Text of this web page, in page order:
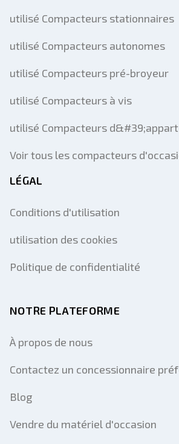
utilisé Compacteurs stationnaires
utilisé Compacteurs autonomes
utilisé Compacteurs pré-broyeur
utilisé Compacteurs à vis
utilisé Compacteurs
Voir tous les compacteurs
LÉGAL
Conditions d'utilisation
utilisation des cookies
Politique de confidentialité
NOTRE PLATEFORME
À propos de nous
Contactez un concessionnaire
Blog
Vendre du matériel d'occasion